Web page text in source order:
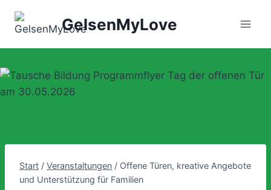
Inhalt
GelsenMyLove
Start / Veranstaltungen / Offene Türen, kreative Angebote
und Unterstützung für Familien